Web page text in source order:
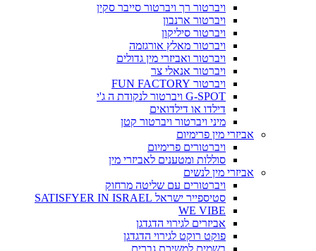
ויברטור רך ויברטור סייבר סקין
ויברטור ארנבון
ויברטור סיליקון
ויברטור מאלץ אורגזמה
ויברטור ואביזרי מין גדולים
ויברטור אנאלי צר
ויברטור FUN FACTORY
G-SPOT ויברטור לנקודת ה ג'י
דילדו או דילדואים
מיני ויברטור ויברטור קטן
אביזרי מין פרימיום
ויברטורים פרימיום
סוללות ומטענים לאביזרי מין
אביזרי מין לנשים
ויברטורים עם שליטה מרחוק
סטיספייר ישראל SATISFYER IN ISRAEL
WE VIBE
אביזרים לגירוי הדגדגן
פוקט רוקט לגירוי הדגדגן
בשמים למשיכת גברים